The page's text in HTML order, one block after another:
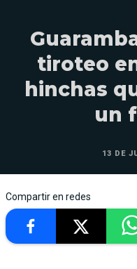
tiroteo
hinchas
un
13 DE
Compartir en redes